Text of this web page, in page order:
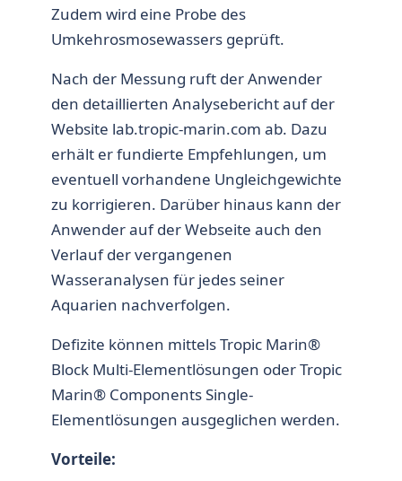
Zudem wird eine Probe des
Umkehrosmosewassers geprüft.
Nach der Messung ruft der Anwender
den detaillierten Analysebericht auf der
Website lab.tropic-marin.com ab. Dazu
erhält er fundierte Empfehlungen, um
eventuell vorhandene Ungleichgewichte
zu korrigieren. Darüber hinaus kann der
Anwender auf der Webseite auch den
Verlauf der vergangenen
Wasseranalysen für jedes seiner
Aquarien nachverfolgen.
Defizite können mittels Tropic Marin®
Block Multi-Elementlösungen oder Tropic
Marin® Components Single-
Elementlösungen ausgeglichen werden.
Vorteile: